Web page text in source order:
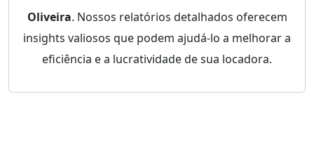
Oliveira. Nossos relatórios detalhados oferecem
insights valiosos que podem ajudá-lo a melhorar a
eficiência e a lucratividade de sua locadora.